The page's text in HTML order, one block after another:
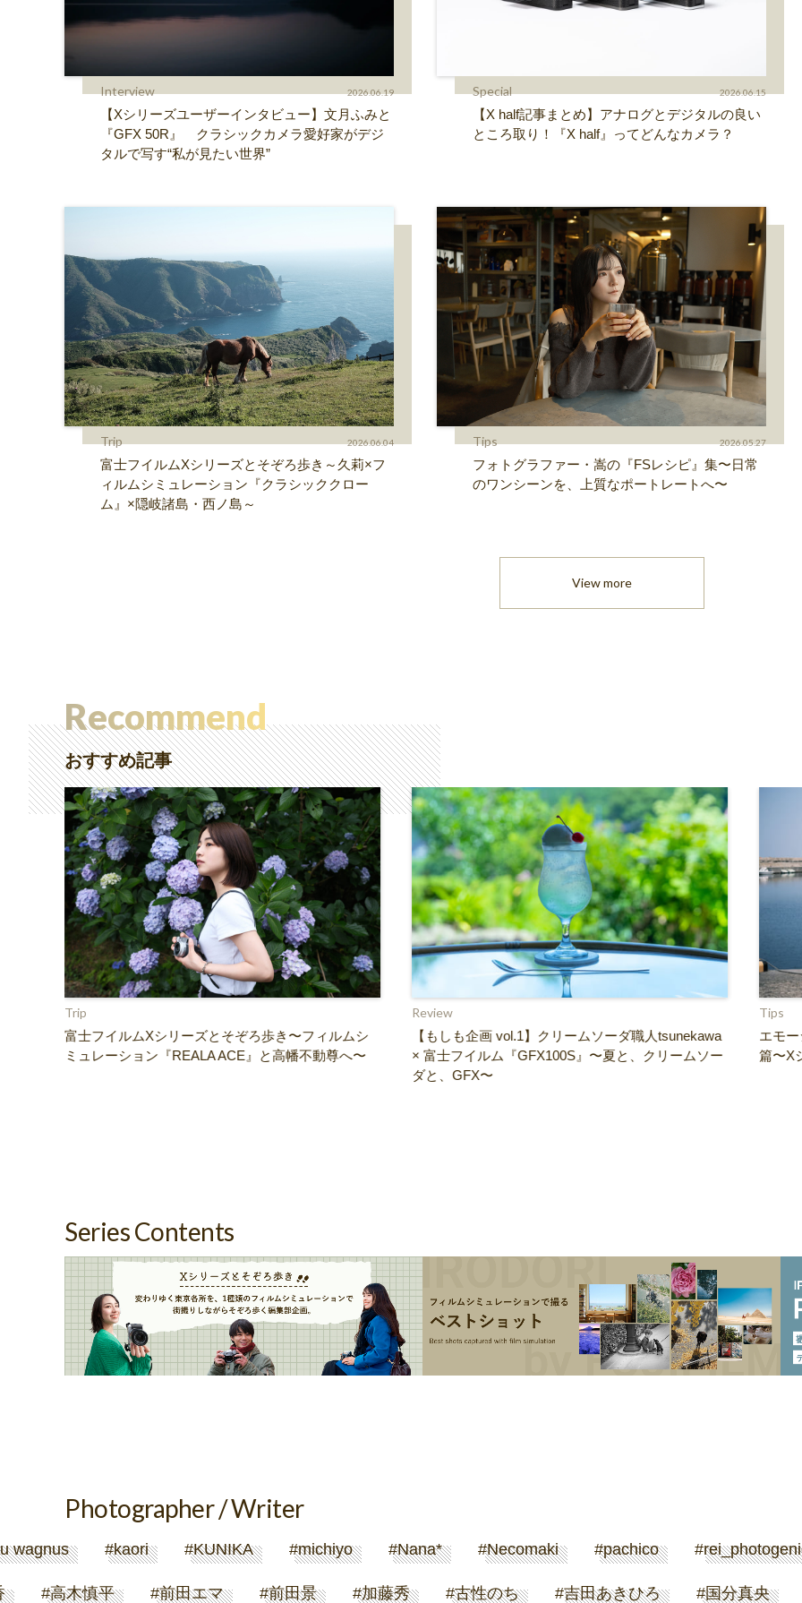
Interview 2026.06.19
【Xシリーズユーザーインタビュー】文月ふみと
『GFX 50R』 クラシックカメラ愛好家がデジ
タルで写す“私が見たい世界”
Special 2026.06.15
【X half記事まとめ】アナログとデジタルの良い
ところ取り！『X half』ってどんなカメラ？
Trip 2026.06.04
富士フイルムXシリーズとそぞろ歩き～久莉×フ
ィルムシミュレーション『クラシッククロー
ム』×隠岐諸島・西ノ島～
Tips 2026.05.27
フォトグラファー・嵩の『FSレシピ』集〜日常
のワンシーンを、上質なポートレートへ〜
View more
Recommend
おすすめ記事
Trip
富士フイルムXシリーズとそぞろ歩き〜フィルムシ
ミュレーション『REALA ACE』と高幡不動尊へ〜
Review
【もしも企画 vol.1】クリームソーダ職人tsunekawa
× 富士フイルム『GFX100S』〜夏と、クリームソー
ダと、GFX〜
Tips
エモ
篇〜X
Series Contents
Photographer / Writer
kaori KUNIKA michiyo Nana* Necomaki pachico rei_photogenic
前田エマ 前田景 加藤秀 古性のち 吉田あきひろ 国分真
由香 高木慎平